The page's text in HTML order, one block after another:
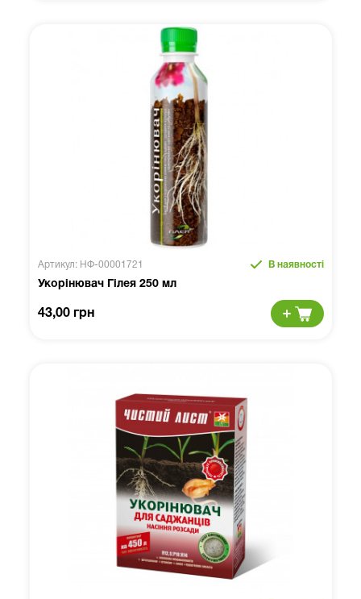
Артикул: НФ-00001721 В наявності
Укорінювач Гілея 250 мл
43,00 грн